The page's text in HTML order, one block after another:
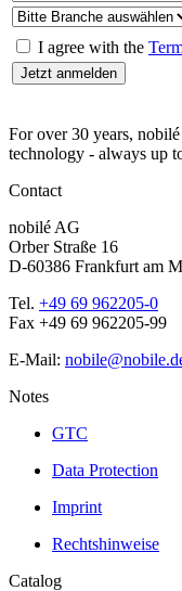
I agree with the
For over 30 years,
technology - always up
Contact
nobilé AG
Orber Straße 16
D-60386 Frankfurt am
Tel. +49 69 962205-0
Fax +49 69 962205-99
E-Mail:
Notes
GTC
Data Protection
Imprint
Rechtshinweise
Catalog